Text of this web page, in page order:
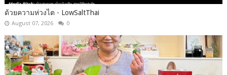
ด้วยความห่วงไต - LowSaltThai
August 07, 2026 0